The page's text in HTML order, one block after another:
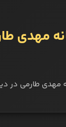
مهدی
مهدی طارمی در